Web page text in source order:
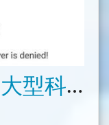
例如可以設
個不可多得的
果你常常在網
網路隱私安全 - 反大型科技公司壟斷消息